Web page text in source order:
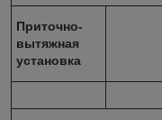
Приточно-
вытяжная
установка